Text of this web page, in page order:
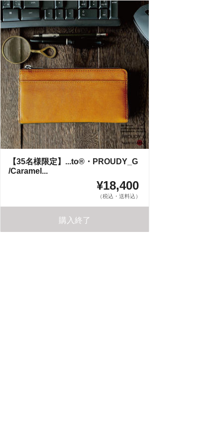
【35名様限定】...to®・PROUDY_G
/Caramel...
¥18,400
（税込・送料込）
購入終了